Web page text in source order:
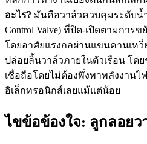
อะไร? มันคือวาล์วควบคุมระดับน้ำ
Control Valve) ที่ปิด-เปิดตามการ
โดยอาศัยแรงกลผ่านแขนคานเหวี่
ปล่อยลิ้นวาล์วภายในตัวเรือน โด
เชื่อถือโดยไม่ต้องพึ่งพาพลังงานไ
อิเล็กทรอนิกส์เลยแม้แต่น้อย
ไขข้อข้องใจ: ลูกลอยว